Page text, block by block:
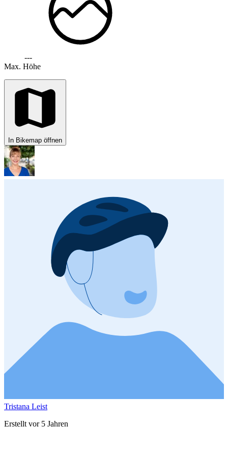
---
Max. Höhe
In Bikemap öffnen
Tristana Leist
Erstellt vor 5 Jahren